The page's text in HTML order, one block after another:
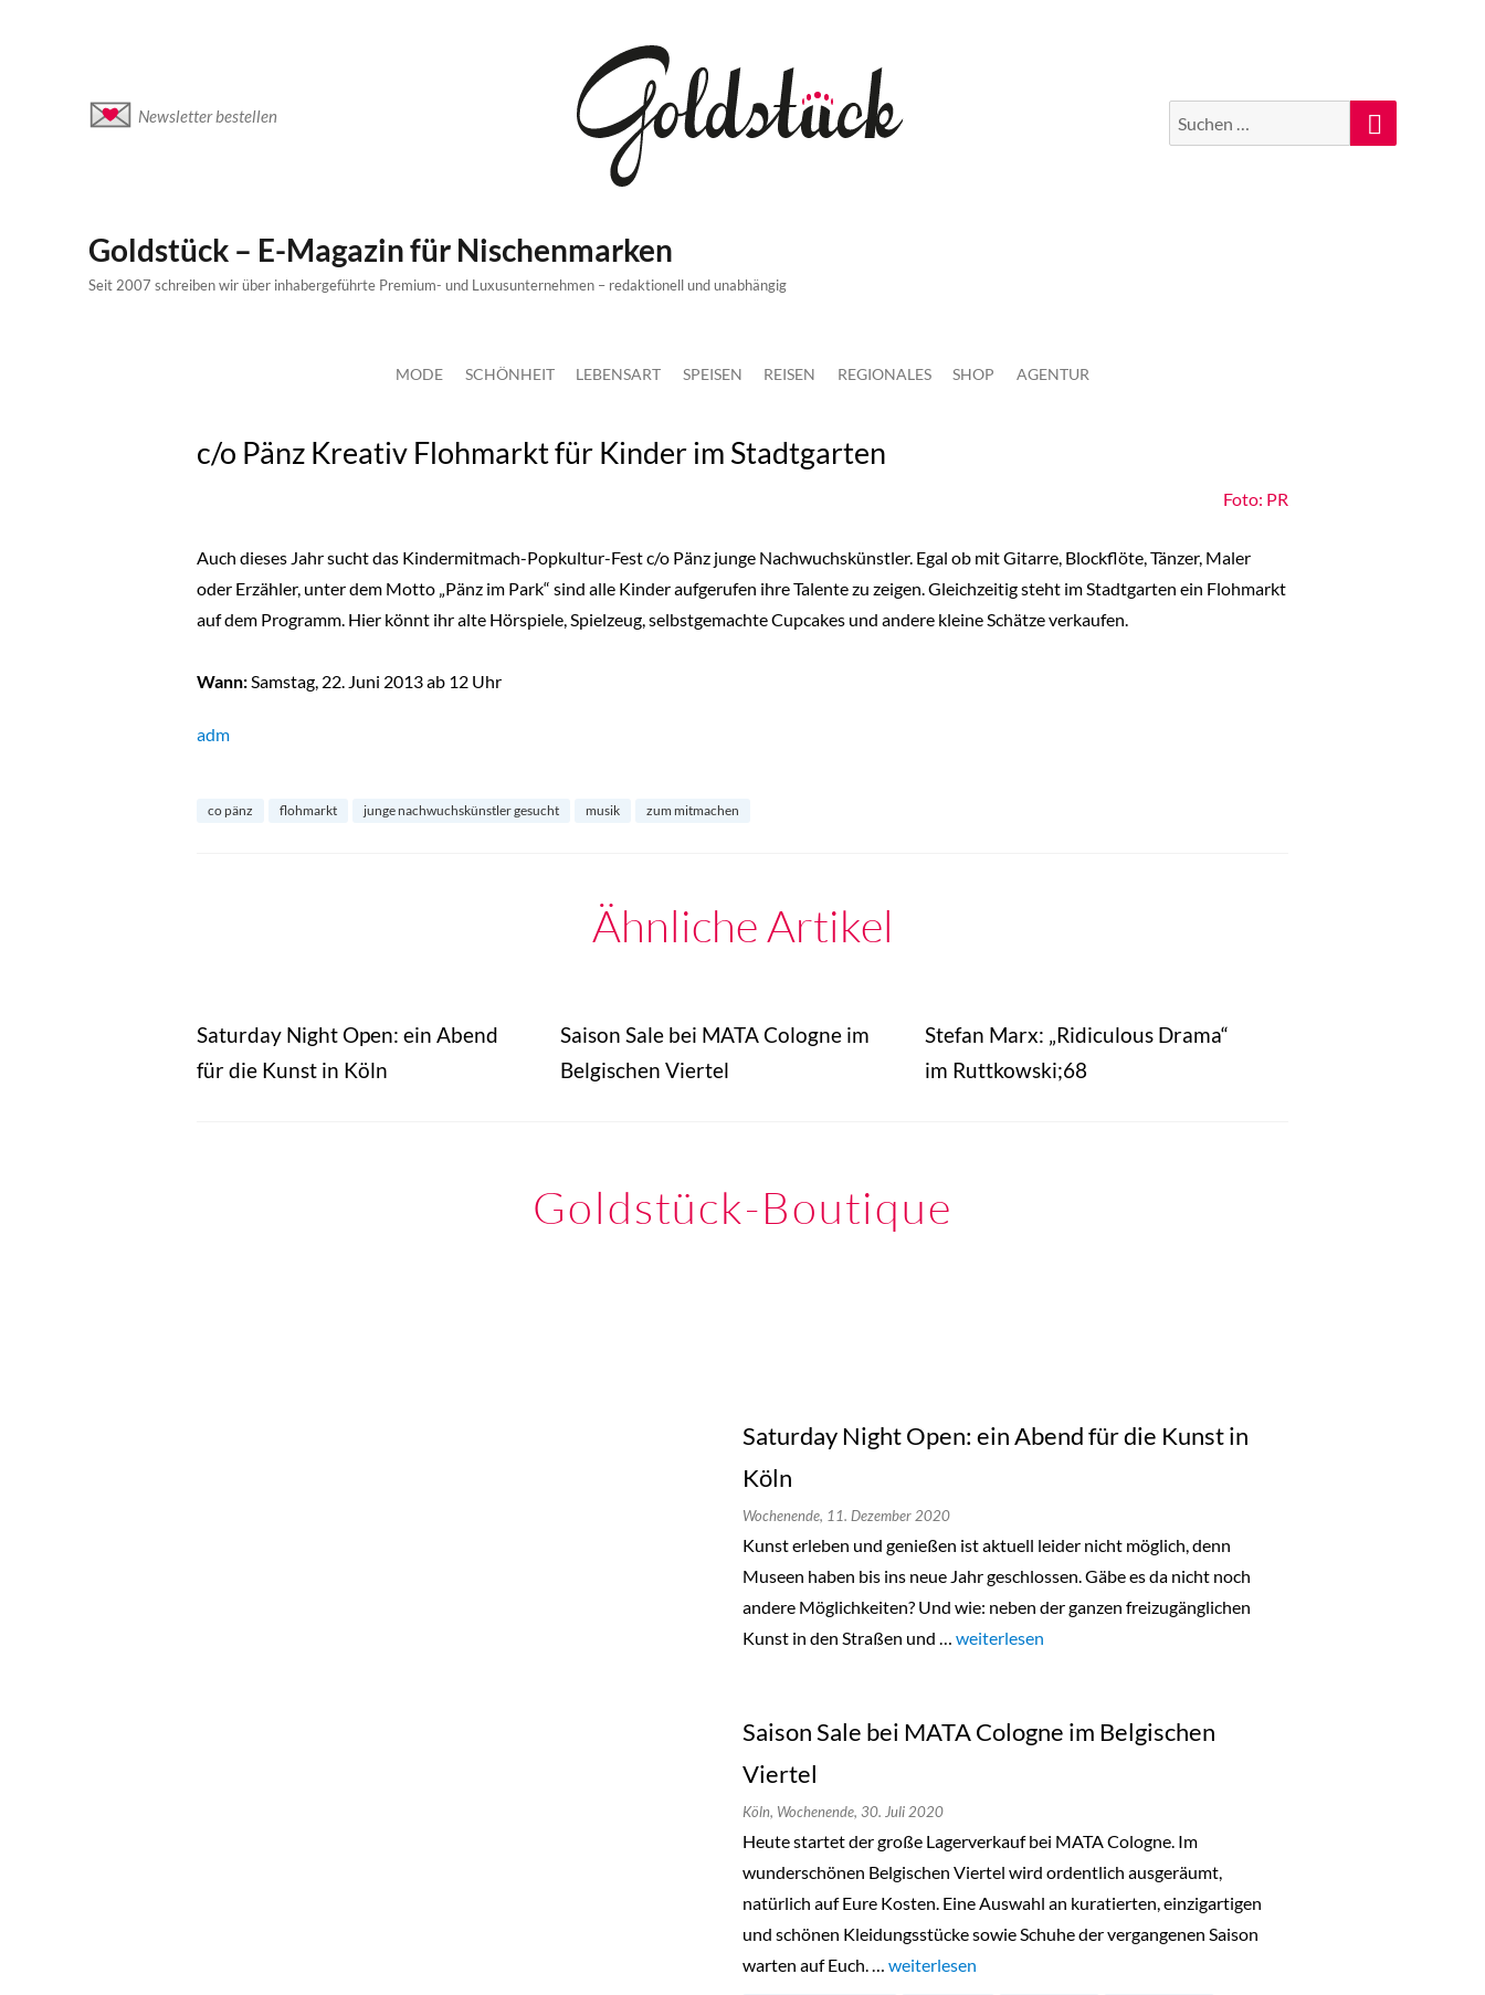
Newsletter bestellen
Suche
nach:
Suchen
Goldstück – E-Magazin für Nischenmarken
Seit 2007 schreiben wir über inhabergeführte Premium- und Luxusunternehmen – redaktionell und unabhängig
MODE SCHÖNHEIT LEBENSART SPEISEN REISEN REGIONALES SHOP AGENTUR
c/o Pänz Kreativ Flohmarkt für Kinder im Stadtgarten
Foto: PR
Auch dieses Jahr sucht das Kindermitmach-Popkultur-Fest c/o Pänz junge Nachwuchskünstler. Egal ob mit Gitarre, Blockflöte, Tänzer, Maler
oder Erzähler, unter dem Motto „Pänz im Park“ sind alle Kinder aufgerufen ihre Talente zu zeigen. Gleichzeitig steht im Stadtgarten ein Flohmarkt
auf dem Programm. Hier könnt ihr alte Hörspiele, Spielzeug, selbstgemachte Cupcakes und andere kleine Schätze verkaufen.
Wann:Samstag, 22. Juni 2013 ab 12 Uhr
adm
co pänz flohmarkt junge nachwuchskünstler gesucht musik zum mitmachen
Ähnliche Artikel
Saturday Night Open: ein Abend
für die Kunst in Köln
Saison Sale bei MATA Cologne im
Belgischen Viertel
Stefan Marx: „Ridiculous Drama“
im Ruttkowski;68
Goldstück-Boutique
Saturday Night Open: ein Abend für die Kunst in
Köln
Wochenende, 11. Dezember 2020
Kunst erleben und genießen ist aktuell leider nicht möglich, denn
Museen haben bis ins neue Jahr geschlossen. Gäbe es da nicht noch
andere Möglichkeiten? Und wie: neben der ganzen freizugänglichen
Kunst in den Straßen und … „Saturday Night Open: ein Abend für die Kunst in Köln“
weiterlesen
Saison Sale bei MATA Cologne im Belgischen
Viertel
Köln, Wochenende, 30. Juli 2020
Heute startet der große Lagerverkauf bei MATA Cologne. Im
wunderschönen Belgischen Viertel wird ordentlich ausgeräumt,
natürlich auf Eure Kosten. Eine Auswahl an kuratierten, einzigartigen
und schönen Kleidungsstücke sowie Schuhe der vergangenen Saison
warten auf Euch. … „Saison Sale bei MATA Cologne im Belgischen Viertel“
weiterlesen